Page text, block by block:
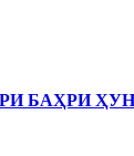
БАҲРИ